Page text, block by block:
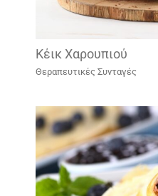
Kέικ Χαρουπιού
Θεραπευτικές Συνταγές